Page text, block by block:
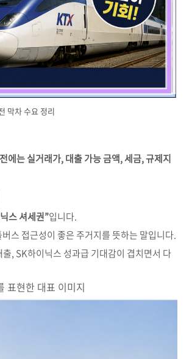
막차 수요 정리
에는 실거래가, 대출 가능 금액, 세금, 규제지
스 셔세권”입니다.
스 접근성이 좋은 주거지를 뜻하는 말입니다.
, SK하이닉스 성과급 기대감이 겹치면서 다
표현한 대표 이미지